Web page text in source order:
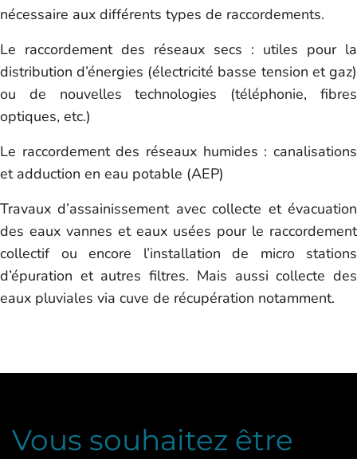
nécessaire aux différents types de raccordements.
Le raccordement des réseaux secs : utiles pour la
distribution d’énergies (électricité basse tension et gaz)
ou de nouvelles technologies (téléphonie, fibres
optiques, etc.)
Le raccordement des réseaux humides : canalisations
et adduction en eau potable (AEP)
Travaux d’assainissement avec collecte et évacuation
des eaux vannes et eaux usées pour le raccordement
collectif ou encore l’installation de micro stations
d’épuration et autres filtres. Mais aussi collecte des
eaux pluviales via cuve de récupération notamment.
Vous souhaitez être